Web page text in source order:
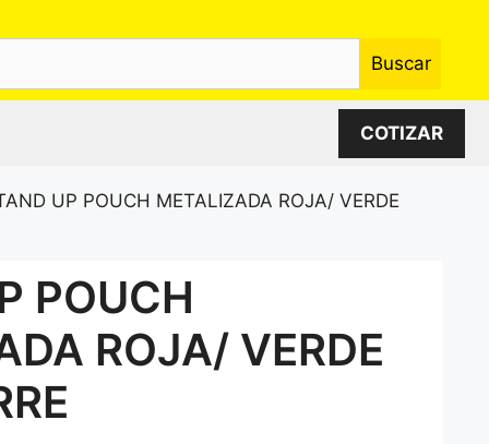
Buscar
COTIZAR
UP POUCH METALIZADA ROJA/ VERDE
POUCH
ROJA/ VERDE